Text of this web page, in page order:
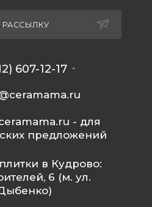
РАССЫЛКУ
607-12-17
- для
предложений
в Кудрово:
6 (м. ул.